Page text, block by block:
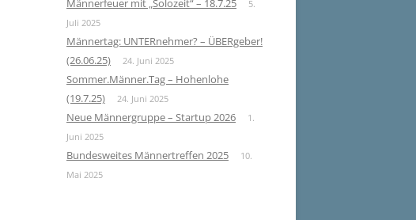
Männerfeuer mit „Solozeit“ – 18.7.25
5.
Juli 2025
Männertag: UNTERnehmer? – ÜBERgeber!
(26.06.25)
24. Juni 2025
Sommer.Männer.Tag – Hohenlohe
(19.7.25)
24. Juni 2025
Neue Männergruppe – Startup 2026
1.
Juni 2025
Bundesweites Männertreffen 2025
10.
Mai 2025